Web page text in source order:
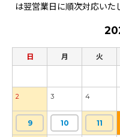
は翌営業日に順次対応いた
日 月 火
2 3 4
9 10 11